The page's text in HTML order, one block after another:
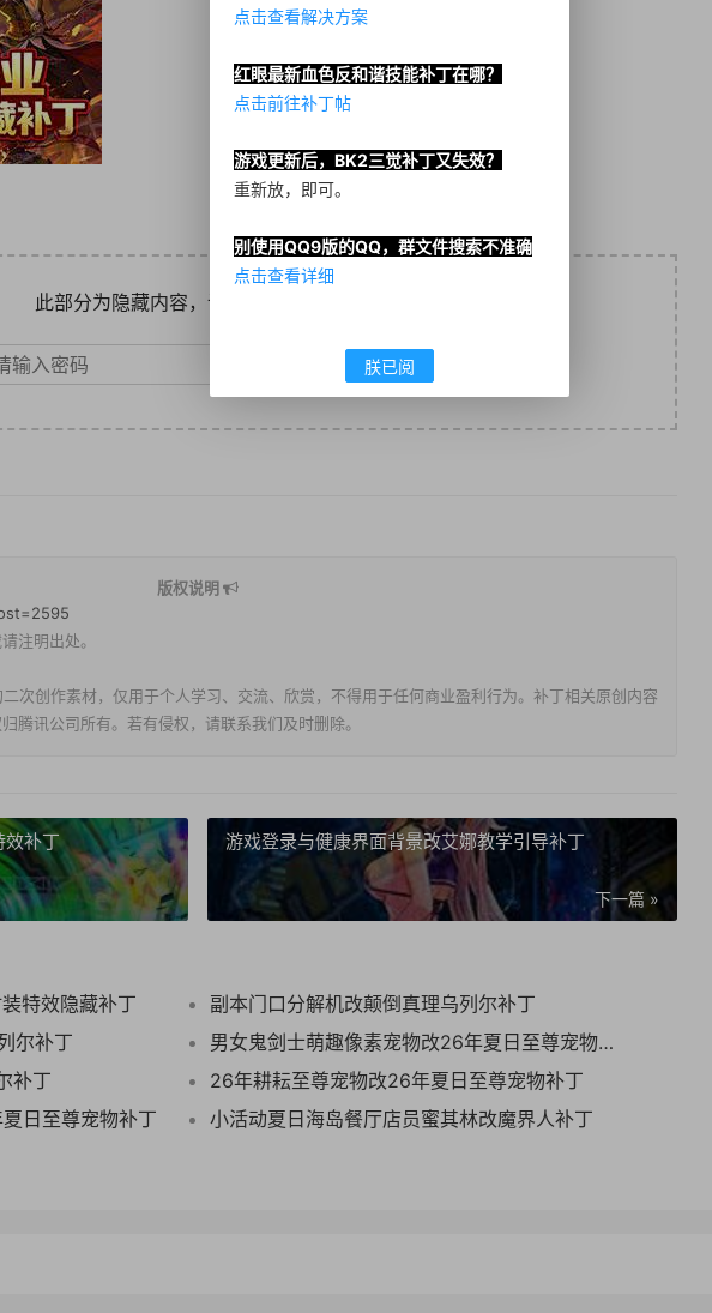
此部分为隐藏内容，请输入密码后查看
版权说明
注明出处。
次创作素材，仅用于个人学习、交流、欣赏，不得用于任何商业盈利行为。补丁相关原创内容
腾讯公司所有。若有侵权，请联系我们及时删除。
效补丁 游戏登录与健康界面背景改艾娜教学引导补丁
下一篇 »
特效隐藏补丁
副本门口分解机改颠倒真理乌列尔补丁
尔补丁
男女鬼剑士萌趣像素宠物改26年夏日至尊宠物补丁
补丁
26年耕耘至尊宠物改26年夏日至尊宠物补丁
日至尊宠物补丁
小活动夏日海岛餐厅店员蜜其林改魔界人补丁
点击查看解决方案
红眼最新血色反和谐技能补丁在哪？
点击前往补丁帖
游戏更新后，BK2三觉补丁又失效？
重新放，即可。
别使用QQ9版的QQ，群文件搜索不准确
点击查看详细
朕已阅